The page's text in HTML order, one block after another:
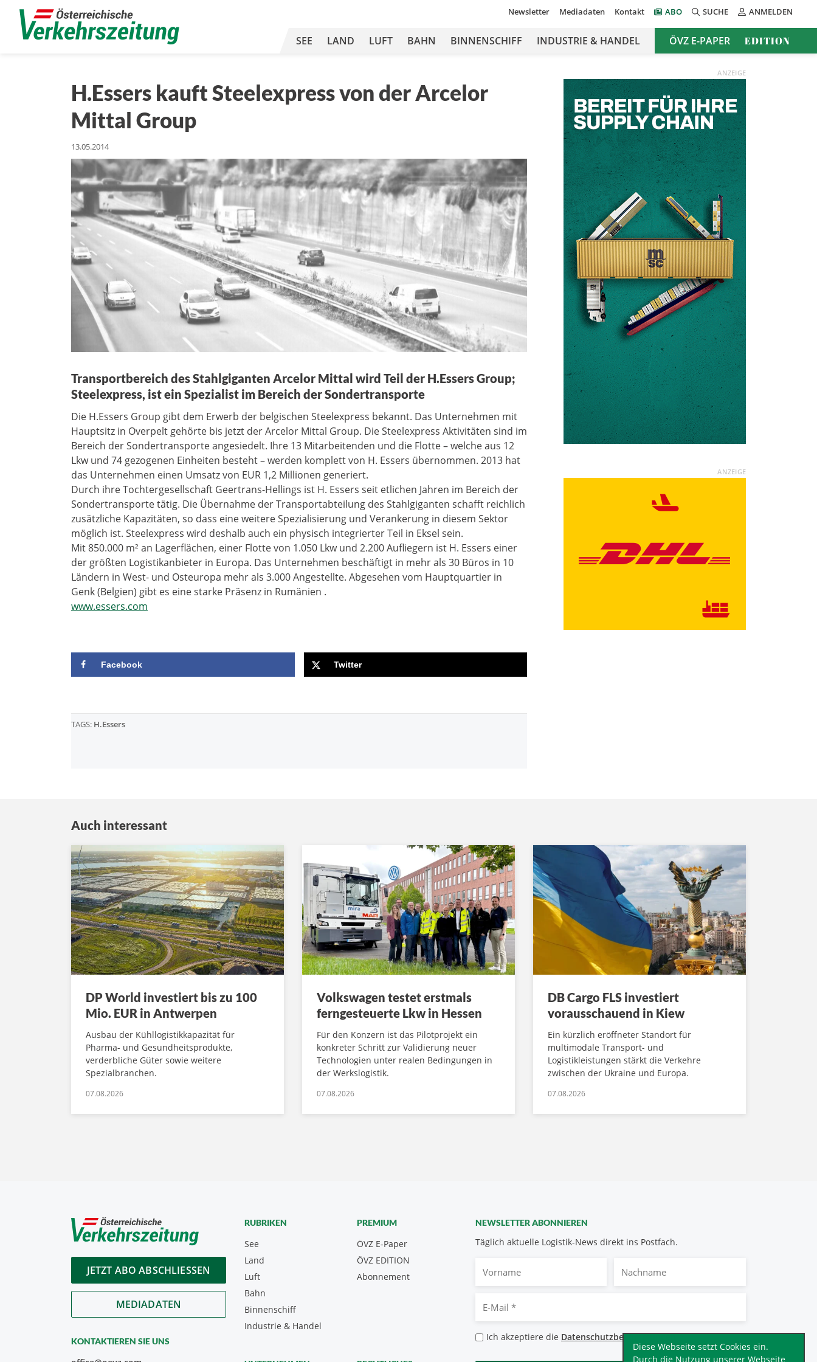
Diese Webseite setzt Cookies ein.
Durch die Nutzung unserer Webseite
Newsletter Mediadaten Kontakt ABO SUCHE ANMELDEN
SEE LAND LUFT BAHN BINNENSCHIFF INDUSTRIE & HANDEL ÖVZ E-PAPER EDITION
H.Essers kauft Steelexpress von der Arcelor
Mittal Group
13.05.2014
Transportbereich des Stahlgiganten Arcelor Mittal wird Teil der H.Essers Group;
Steelexpress, ist ein Spezialist im Bereich der Sondertransporte
Die H.Essers Group gibt dem Erwerb der belgischen Steelexpress bekannt. Das Unternehmen mit
Hauptsitz in Overpelt gehörte bis jetzt der Arcelor Mittal Group. Die Steelexpress Aktivitäten sind im
Bereich der Sondertransporte angesiedelt. Ihre 13 Mitarbeitenden und die Flotte – welche aus 12
Lkw und 74 gezogenen Einheiten besteht – werden komplett von H. Essers übernommen. 2013 hat
das Unternehmen einen Umsatz von EUR 1,2 Millionen generiert.
Durch ihre Tochtergesellschaft Geertrans-Hellings ist H. Essers seit etlichen Jahren im Bereich der
Sondertransporte tätig. Die Übernahme der Transportabteilung des Stahlgiganten schafft reichlich
zusätzliche Kapazitäten, so dass eine weitere Spezialisierung und Verankerung in diesem Sektor
möglich ist. Steelexpress wird deshalb auch ein physisch integrierter Teil in Eksel sein.
Mit 850.000 m² an Lagerflächen, einer Flotte von 1.050 Lkw und 2.200 Aufliegern ist H. Essers einer
der größten Logistikanbieter in Europa. Das Unternehmen beschäftigt in mehr als 30 Büros in 10
Ländern in West- und Osteuropa mehr als 3.000 Angestellte. Abgesehen vom Hauptquartier in
Genk (Belgien) gibt es eine starke Präsenz in Rumänien .
www.essers.com
Facebook Twitter
TAGS: H.Essers
ANZEIGE
ANZEIGE
Auch interessant
DP World investiert bis zu 100
Mio. EUR in Antwerpen
Ausbau der Kühllogistikkapazität für
Pharma- und Gesundheitsprodukte,
verderbliche Güter sowie weitere
Spezialbranchen.
07.08.2026
Volkswagen testet erstmals
ferngesteuerte Lkw in Hessen
Für den Konzern ist das Pilotprojekt ein
konkreter Schritt zur Validierung neuer
Technologien unter realen Bedingungen in
der Werkslogistik.
07.08.2026
DB Cargo FLS investiert
vorausschauend in Kiew
Ein kürzlich eröffneter Standort für
multimodale Transport- und
Logistikleistungen stärkt die Verkehre
zwischen der Ukraine und Europa.
07.08.2026
JETZT ABO ABSCHLIESSEN
MEDIADATEN
KONTAKTIEREN SIE UNS
NEWSLETTER ABONNIEREN
Täglich aktuelle Logistik-News direkt ins Postfach.
Mail
Datenschutzbestimmungen
Ich akzeptiere die Datenschutzbestimmungen.*
CAPTCHA
RUBRIKEN
See
Land
Luft
Bahn
Binnenschiff
Industrie & Handel
PREMIUM
ÖVZ E-Paper
Abonnement
ÖVZ EDITION